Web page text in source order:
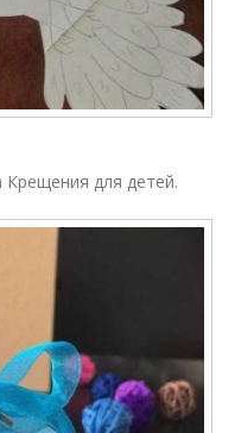
для детей.